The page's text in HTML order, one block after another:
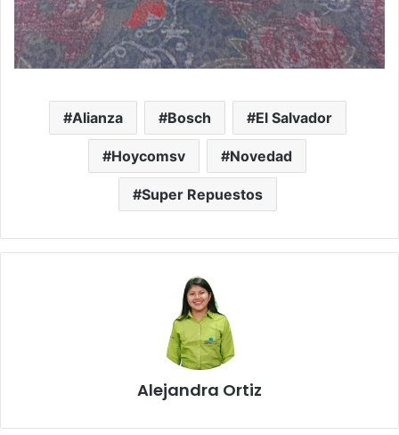
Alianza Bosch El Salvador
Hoycomsv Novedad
Super Repuestos
Alejandra Ortiz